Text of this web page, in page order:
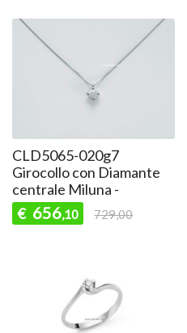
CLD5065-020g7
Girocollo con Diamante
centrale Miluna -
€ 656,10 729,00